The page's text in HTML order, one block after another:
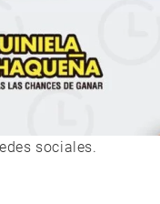
sociales.